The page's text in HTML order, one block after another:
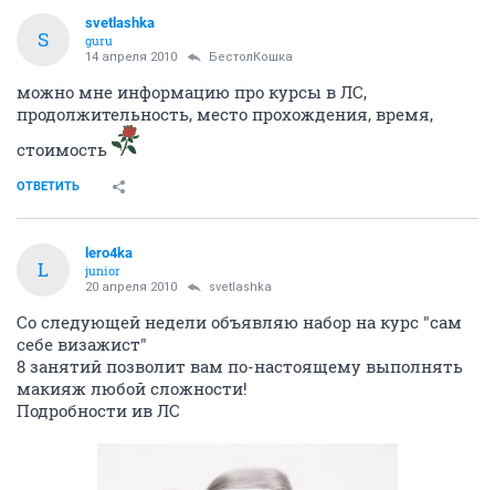
S
svetlashka
guru
14 апреля 2010 БестолКошка
можно мне информацию про курсы в ЛС,
продолжительность, место прохождения, время,
стоимость
ОТВЕТИТЬ
L
lero4ka
junior
20 апреля 2010 svetlashka
Со следующей недели объявляю набор на курс "сам
себе визажист"
8 занятий позволит вам по-настоящему выполнять
макияж любой сложности!
Подробности ив ЛС